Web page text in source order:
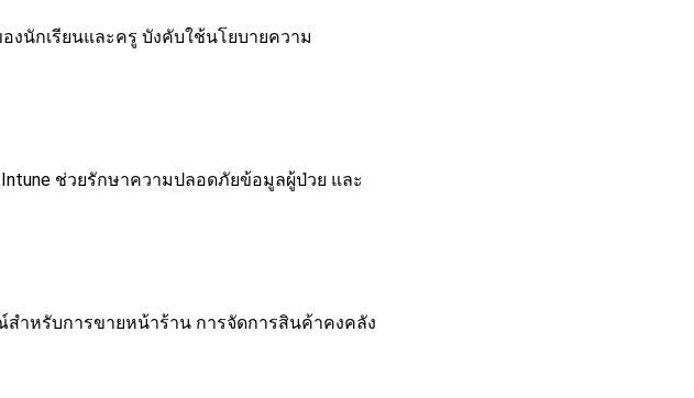
นักเรียนและครู บังคับใช้นโยบายความ
ช่วยรักษาความปลอดภัยข้อมูลผู้ป่วย และ
หรับการขายหน้าร้าน การจัดการสินค้าคงคลัง